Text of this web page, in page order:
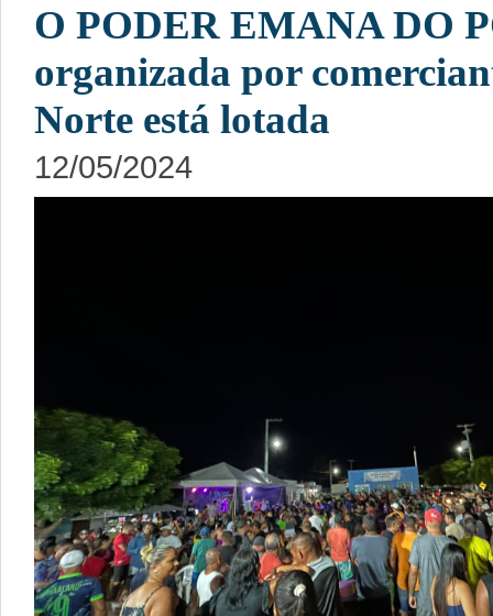
O PODER EMANA DO
organizada por
Norte está lotada
12/05/2024